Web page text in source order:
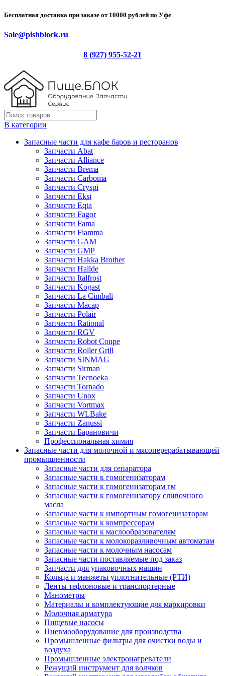
Бесплатная доставка при заказе от 10000 рублей по Уфе
Sale@pishblock.ru
8 (927) 955-52-21
В категории
Запасные части для кафе баров и ресторанов
Запчасти Abat
Запчасти Alliance
Запчасти Brema
Запчасти Carboma
Запчасти Cryspi
Запчасти Eksi
Запчасти Eqta
Запчасти Fagor
Запчасти Fama
Запчасти Fiamma
Запчасти GAM
Запчасти GMP
Запчасти Hakka Brother
Запчасти Hallde
Запчасти Italfrost
Запчасти Kogast
Запчасти La Cimbali
Запчасти Macap
Запчасти Polair
Запчасти Rational
Запчасти RGV
Запчасти Robot Coupe
Запчасти Roller Grill
Запчасти SINMAG
Запчасти Sirman
Запчасти Tecnoeka
Запчасти Tornado
Запчасти Unox
Запчасти Vortmax
Запчасти WLBake
Запчасти Zanussi
Запчасти Барановичи
Профессиональная химия
Запасные части для молочной и мясоперерабатывающей
промышленности
Запасные части для сепаратора
Запасные части к гомогенизаторам
Запасные части к гомогенизаторам гм
Запасные части к гомогенизатору сливочного
масла
Запасные части к импортным гомогенизаторам
Запасные части к компрессорам
Запасные части к маслообразователям
Запасные части к молокоразливочным автоматам
Запасные части к молочным насосам
Запасные части поставляемые под заказ
Запчасти для упаковочных машин
Кольца и манжеты уплотнительные (РТИ)
Ленты тефлоновые и транспортерные
Манометры
Материалы и комплектующие для маркировки
Молочная арматура
Пищевые насосы
Пневмооборудование для производства
Промышленные фильтры для очистки воды и
воздуха
Промышленные электронагреватели
Режущий инструмент для волчков